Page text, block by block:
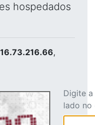
hospedados
,
Digite
lado no